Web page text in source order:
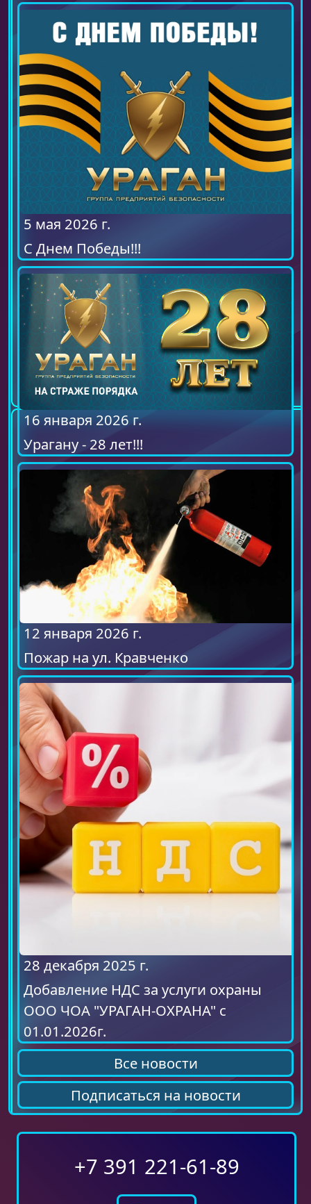
5 мая 2026 г.
С Днем Победы!!!
16 января 2026 г.
Урагану - 28 лет!!!
12 января 2026 г.
Пожар на ул. Кравченко
28 декабря 2025 г.
Добавление НДС за услуги охраны
ООО ЧОА "УРАГАН-ОХРАНА" с
01.01.2026г.
Все новости
Подписаться на новости
+7 391 221-61-89